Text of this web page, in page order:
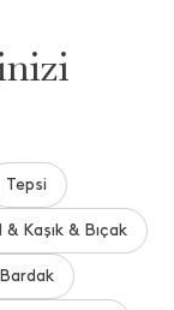
Tepsi
Kaşık & Bıçak
Bardak